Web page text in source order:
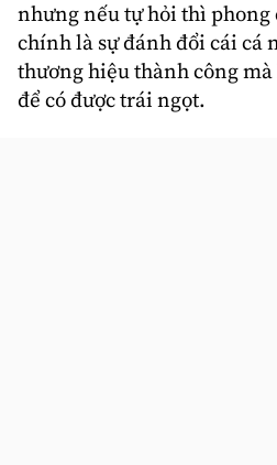
nhưng nếu tự hỏi thì phong
chính là sự đánh đổi cái cá
thương hiệu thành công
để có được trái ngọt.